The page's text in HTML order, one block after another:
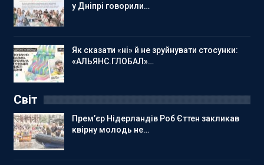
у Дніпрі говорили…
Як сказати «ні» й не зруйнувати стосунки:
«АЛЬЯНС.ГЛОБАЛ»…
Світ
Прем’єр Нідерландів Роб Єттен закликав
квірну молодь не…